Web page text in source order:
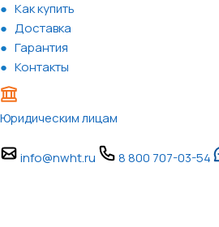
Как купить
Доставка
Гарантия
Контакты
Юридическим лицам
info@nwht.ru 8 800 707-03-54